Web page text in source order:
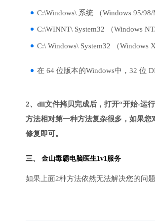
C:\Windows\ 系统 （Windows 95/98/
C:\WINNT\ System32 （Windows NT/
C:\ Windows\ System32 （Windows
在 64 位版本的Windows中，32 位
2、dll文件拷贝完成后，打开“开始-运
方法相对第一种方法复杂很多，如果
修复即可。
三、 金山毒霸电脑医生1v1服务
如果上面2种方法依然无法解决您的问